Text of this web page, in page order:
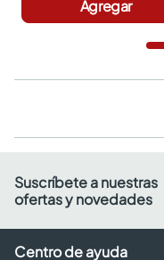
Agregar
Suscríbete a nuestras
ofertas y novedades
Centro de ayuda